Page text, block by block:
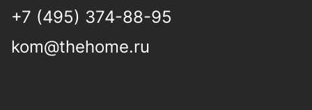
+7 (495) 374-88-95
kom@thehome.ru